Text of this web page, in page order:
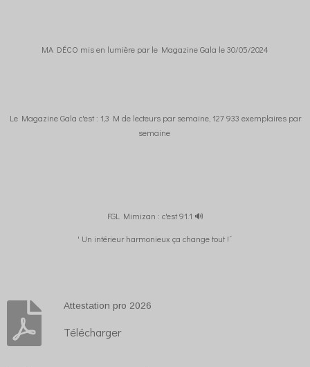
MA DÉCO mis en lumière par le Magazine Gala le 30/05/2024
Le Magazine Gala c'est : 1,3 M de lecteurs par semaine, 127 933 exemplaires par
semaine
FGL Mimizan : c'est 91.1 🔊
' Un intérieur harmonieux ça change tout !´
Attestation pro 2026
Télécharger